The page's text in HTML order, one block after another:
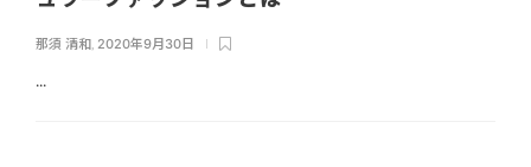
那須 清和 2020年9月30日
...